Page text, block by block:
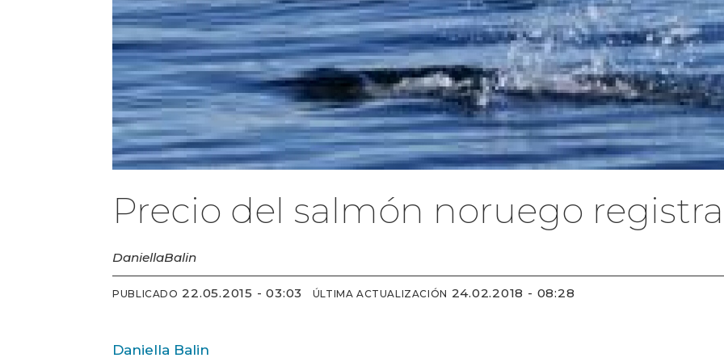
Precio del salmón noruego
DaniellaBalin
PUBLICADO 22.05.2015 - 03:03 ÚLTIMA ACTUALIZACIÓN 24.02.2018 - 08:28
Daniella Balin